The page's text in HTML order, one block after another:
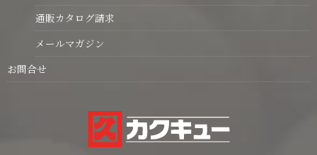
通販カタログ請求
メールマガジン
お問合せ